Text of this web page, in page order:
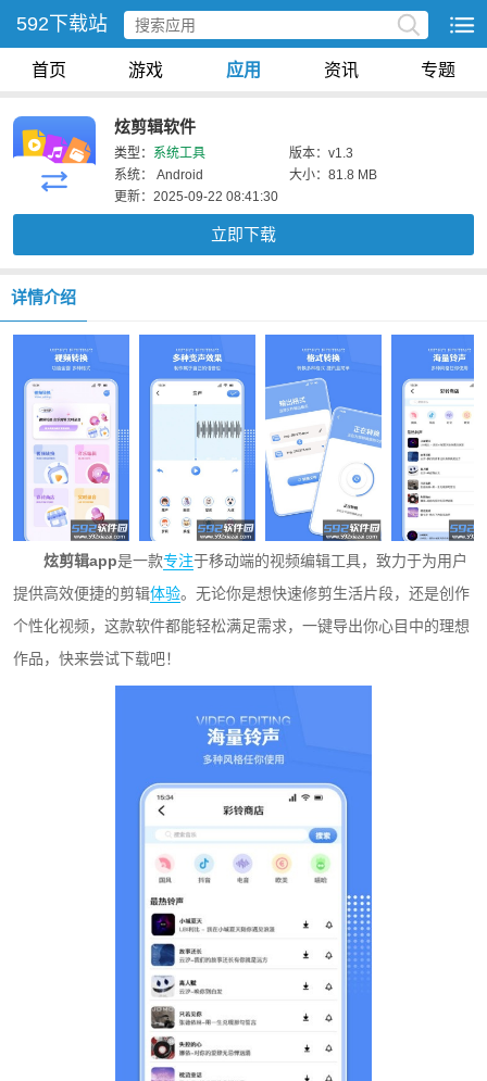
592下载站
首页 游戏 应用 资讯 专题
炫剪辑软件
类型： 系统工具
版本：v1.3
系统： Android
大小：81.8 MB
更新：2025-09-22 08:41:30
立即下载
详情介绍
炫剪辑app是一款专注于移动端的视频编辑工具，致力于为用户
提供高效便捷的剪辑体验。无论你是想快速修剪生活片段，还是创作
个性化视频，这款软件都能轻松满足需求，一键导出你心目中的理想
作品，快来尝试下载吧！